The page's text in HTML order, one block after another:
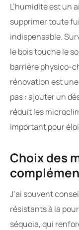
L’humidité est un
supprimer toute
indispensable.
le bois touche le
barrière physico-
rénovation est
pas : ajouter un
réduit les
important pour
Choix des
J’ai souvent
résistants à la
séquoia, qui